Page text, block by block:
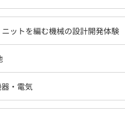
ットを編む機械の設計開発体験
・電気